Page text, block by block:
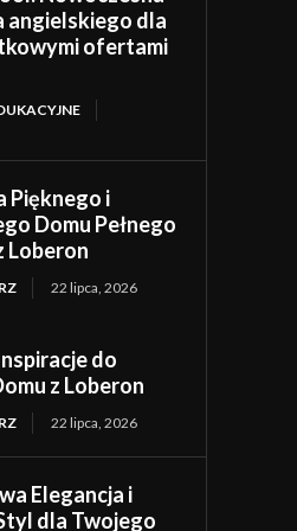
angielskiego dla
ofertami
Pięknego i
Domu Pełnego
Loberon
22 lipca, 2026
do
z Loberon
22 lipca, 2026
Elegancja i
dla Twojego